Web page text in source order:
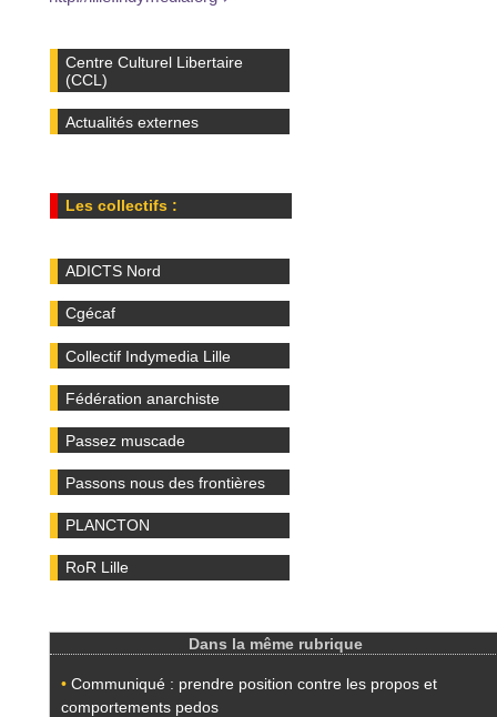
Centre Culturel Libertaire
(CCL)
Actualités externes
Les collectifs :
ADICTS Nord
Cgécaf
Collectif Indymedia Lille
Fédération anarchiste
Passez muscade
Passons nous des frontières
PLANCTON
RoR Lille
Dans la même rubrique
• Communiqué : prendre position contre les propos et
comportements pedos